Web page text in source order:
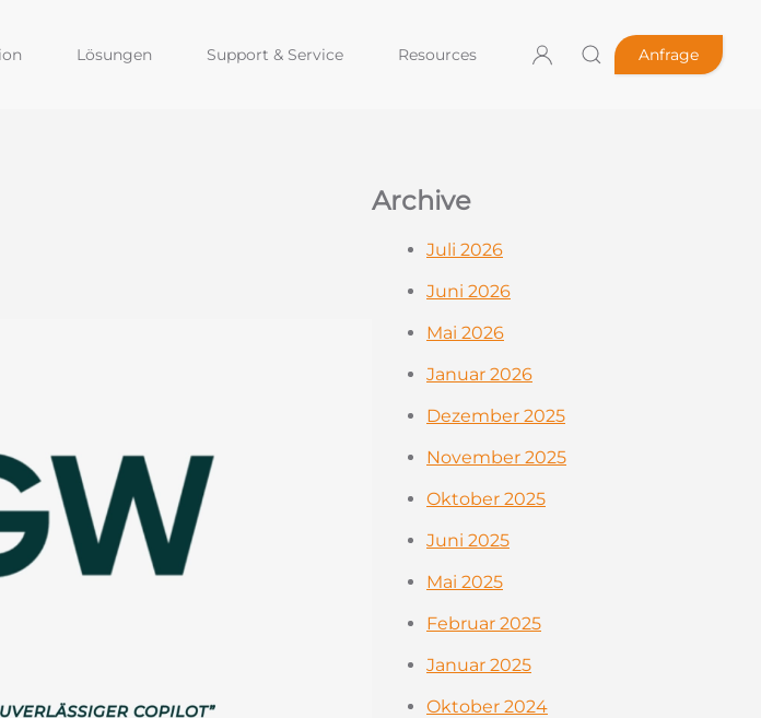
Lösungen Support & Service Resources Anfrage
Archive
Juli 2026
Juni 2026
Mai 2026
Januar 2026
Dezember 2025
November 2025
Oktober 2025
Juni 2025
Mai 2025
Februar 2025
Januar 2025
Oktober 2024